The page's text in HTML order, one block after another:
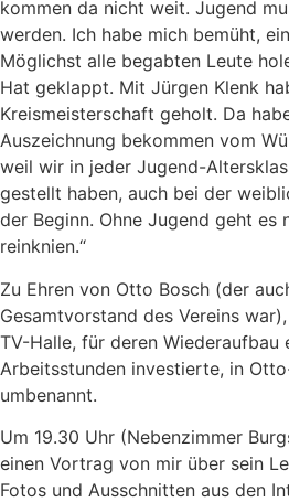
kommen da nicht weit. Jugend
werden. Ich habe mich bemüht,
Möglichst alle begabten Leute
Hat geklappt. Mit Jürgen Klenk
Kreismeisterschaft geholt. Da
Auszeichnung bekommen vom
weil wir in jeder Jugend-
gestellt haben, auch bei der
der Beginn. Ohne Jugend geht es
reinknien.“
Zu Ehren von Otto Bosch (der
Gesamtvorstand des Vereins
TV-Halle, für deren Wiederaufbau
Arbeitsstunden investierte, in
umbenannt.
Um 19.30 Uhr (Nebenzimmer
einen Vortrag von mir über sein
Fotos und Ausschnitten aus den